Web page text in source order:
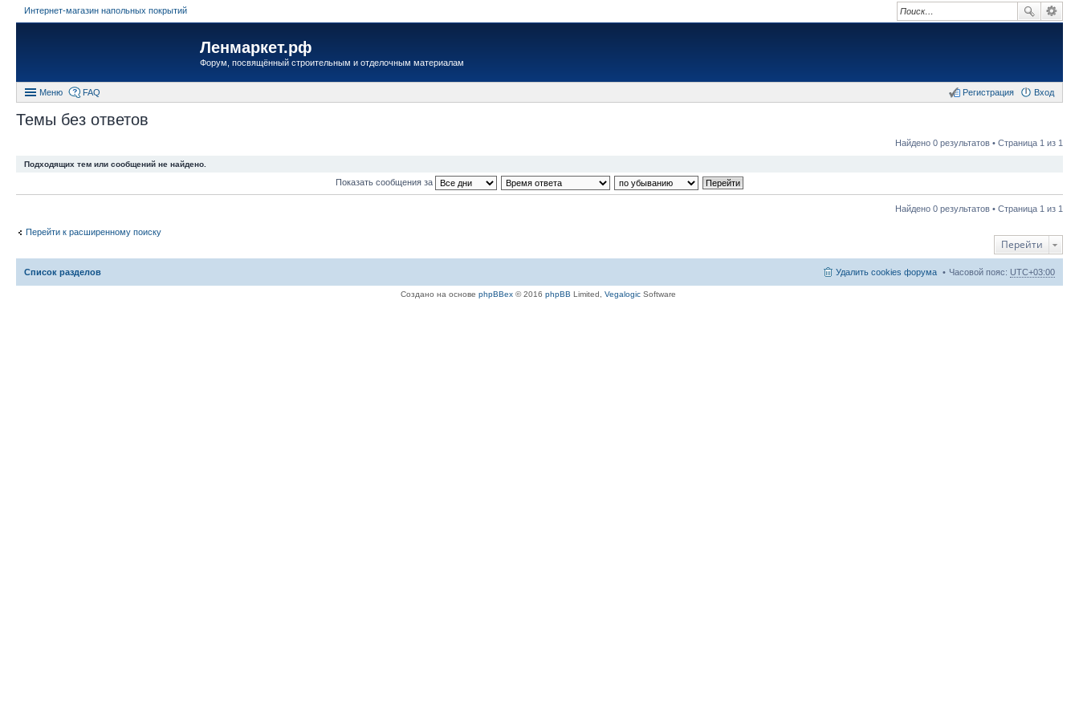
Интернет-магазин напольных покрытий
Ленмаркет.рф
Форум, посвящённый строительным и отделочным материалам
Меню FAQ Вход
Регистрация
Темы без ответов
Найдено 0 результатов • Страница 1 из 1
Подходящих тем или сообщений не найдено.
Показать сообщения за
Найдено 0 результатов • Страница 1 из 1
Перейти к расширенному поиску
Перейти
Список разделов Часовой пояс: UTC+03:00
Удалить cookies форума
Создано на основе phpBBex© 2016 phpBB Limited, VegalogicSoftware